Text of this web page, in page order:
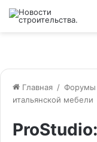
Главная / Форумы
итальянской мебели